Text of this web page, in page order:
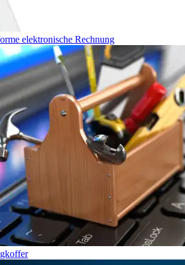
elektronische Rechnung